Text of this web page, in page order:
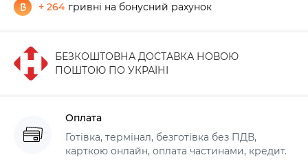
+ 264 гривні на бонусний рахунок
БЕЗКОШТОВНА ДОСТАВКА НОВОЮ
ПОШТОЮ ПО УКРАЇНІ
Оплата
Готівка, термінал, безготівка без ПДВ,
карткою онлайн, оплата частинами, кредит.